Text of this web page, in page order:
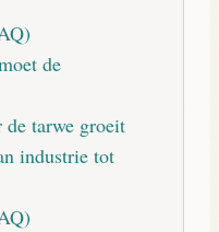
de
de tarwe groeit
industrie tot